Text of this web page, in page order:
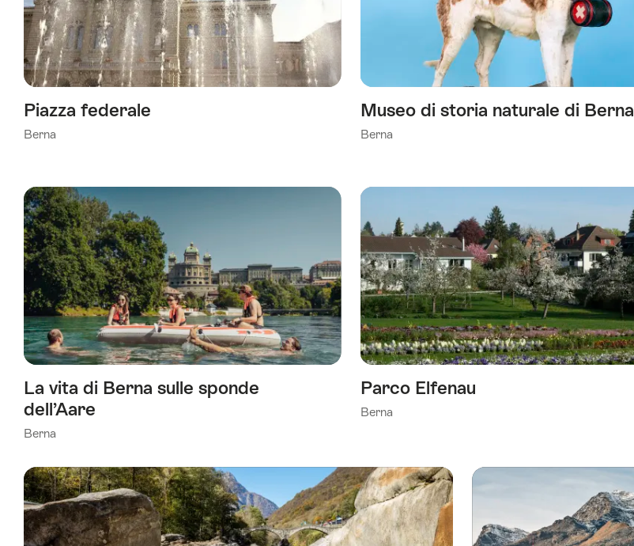
Piazza federale
Berna
Museo di storia naturale di Berna
Berna
La vita di Berna sulle sponde
dell’Aare
Berna
Parco Elfenau
Berna